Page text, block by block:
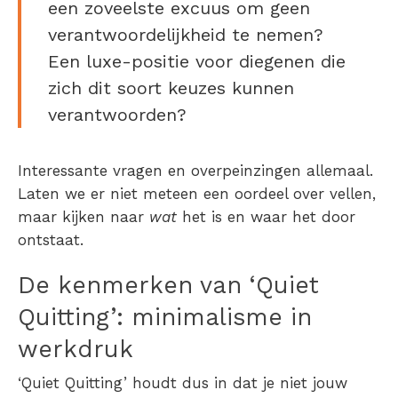
een zoveelste excuus om geen
verantwoordelijkheid te nemen?
Een luxe-positie voor diegenen die
zich dit soort keuzes kunnen
verantwoorden?
Interessante vragen en overpeinzingen allemaal.
Laten we er niet meteen een oordeel over vellen,
maar kijken naar wat het is en waar het door
ontstaat.
De kenmerken van ‘Quiet
Quitting’: minimalisme in
werkdruk
‘Quiet Quitting’ houdt dus in dat je niet jouw